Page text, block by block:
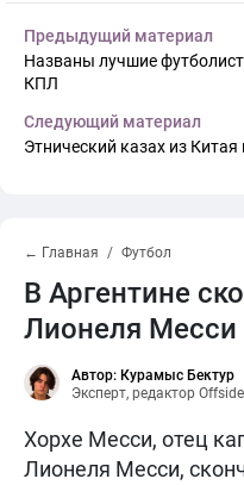
Предыдущий материал
Названы лучшие
КПЛ
Следующий материал
Этнический казах из
← Главная Футбол
В Аргентине
Лионеля Месси
Автор: Курамыс Бектур
Эксперт, редактор
Хорхе Месси, отец
Лионеля Месси,